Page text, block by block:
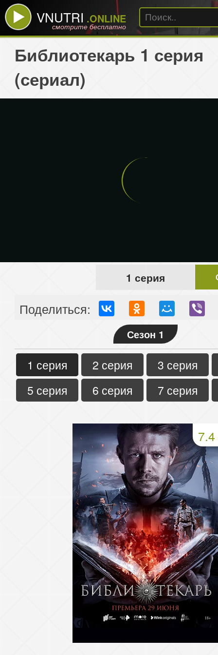
VNUTRI .ONLINE
смотрите бесплатно
Библиотекарь 1 серия
(сериал)
1 серия
Поделиться:
Сезон 1
1 серия 2 серия
3 серия
5 серия
6 серия 7 серия
7.4